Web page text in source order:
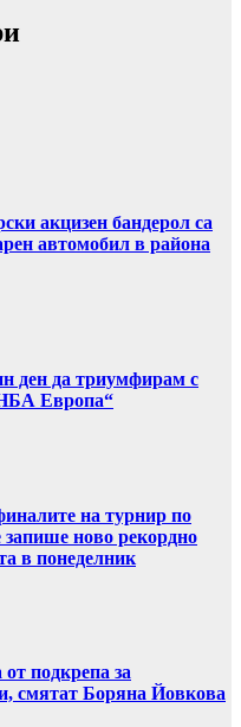
акцизен бандерол са
автомобил в района
ден да триумфирам с
Европа“
на турнир по
ново рекордно
в понеделник
подкрепа за
смятат Боряна Йовкова